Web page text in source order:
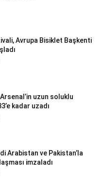
Avrupa Bisiklet Başkenti
uzun soluklu
kadar uzadı
Arabistan ve Pakistan’la
imzaladı